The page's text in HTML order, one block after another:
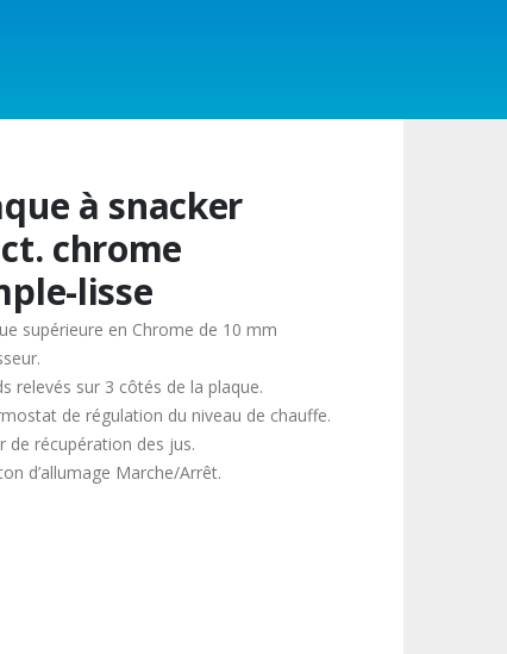
à snacker
chrome
lisse
supérieure en Chrome de 10 mm
relevés sur 3 côtés de la plaque.
de régulation du niveau de chauffe.
de récupération des jus.
d’allumage Marche/Arrêt.